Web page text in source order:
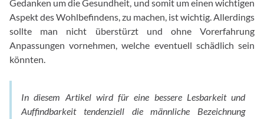
Gedanken um die Gesundheit, und somit um einen wichtigen
Aspekt des Wohlbefindens, zu machen, ist wichtig. Allerdings
sollte man nicht überstürzt und ohne Vorerfahrung
Anpassungen vornehmen, welche eventuell schädlich sein
könnten.
In diesem Artikel wird für eine bessere Lesbarkeit und
Auffindbarkeit tendenziell die männliche Bezeichnung